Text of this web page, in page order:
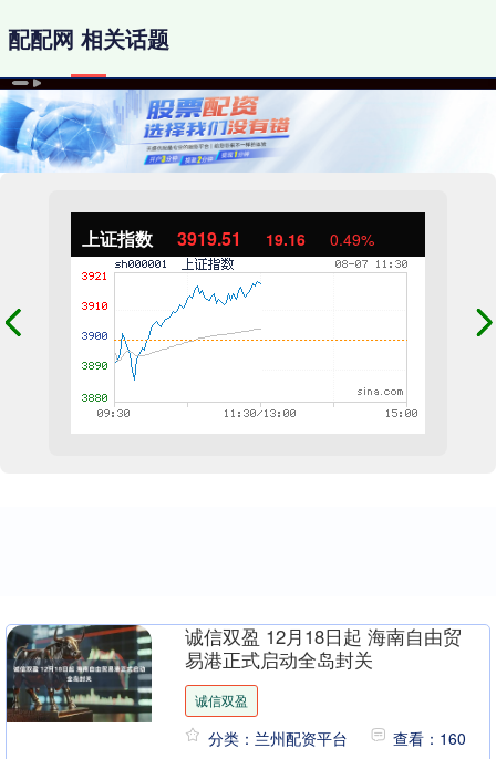
上证指数 3919.51 19.16 0.49%
配配网 相关话题
诚信双盈 12月18日起 海南自由贸
易港正式启动全岛封关
诚信双盈
分类：兰州配资平台 查看：160